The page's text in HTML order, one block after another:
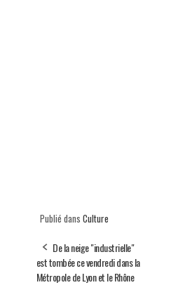
Publié dans Culture
De la neige "industrielle"
est tombée ce vendredi dans la
Métropole de Lyon et le Rhône